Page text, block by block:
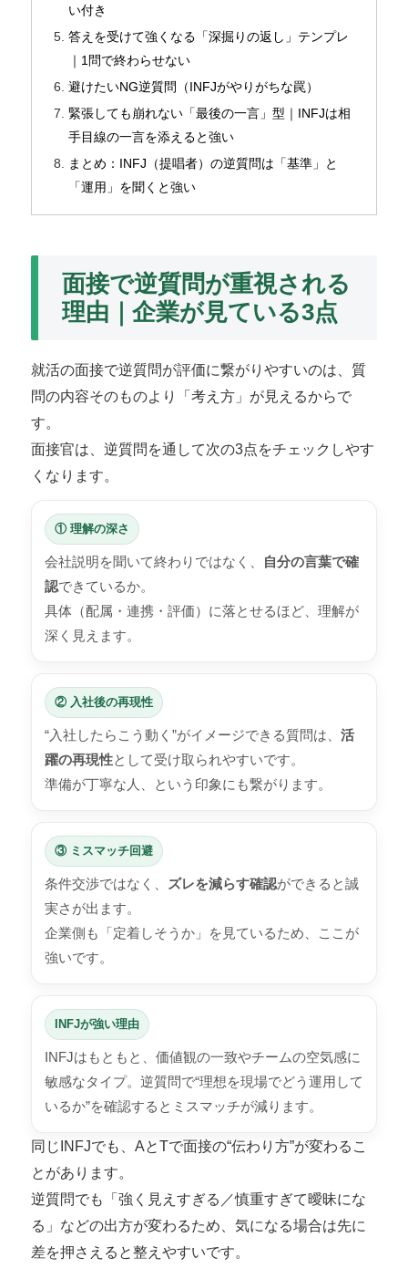
い付き
答えを受けて強くなる「深掘りの返し」テンプレ
｜1問で終わらせない
避けたいNG逆質問（INFJがやりがちな罠）
緊張しても崩れない「最後の一言」型｜INFJは相
手目線の一言を添えると強い
まとめ：INFJ（提唱者）の逆質問は「基準」と
「運用」を聞くと強い
面接で逆質問が重視される
理由｜企業が見ている3点
就活の面接で逆質問が評価に繋がりやすいのは、質
問の内容そのものより「考え方」が見えるからで
す。
面接官は、逆質問を通して次の3点をチェックしやす
くなります。
① 理解の深さ
会社説明を聞いて終わりではなく、
自分の言葉で確
認できているか。
具体（配属・連携・評価）に落とせるほど、理解が
深く見えます。
② 入社後の再現性
“入社したらこう動く”がイメージできる質問は、 活
躍の再現性として受け取られやすいです。
準備が丁寧な人、という印象にも繋がります。
③ ミスマッチ回避
条件交渉ではなく、 ズレを減らす確認ができると誠
実さが出ます。
企業側も「定着しそうか」を見ているため、ここが
強いです。
INFJが強い理由
INFJはもともと、価値観の一致やチームの空気感に
敏感なタイプ。逆質問で“理想を現場でどう運用して
いるか”を確認するとミスマッチが減ります。
同じINFJでも、AとTで面接の“伝わり方”が変わるこ
とがあります。
逆質問でも「強く見えすぎる／慎重すぎて曖昧にな
る」などの出方が変わるため、気になる場合は先に
差を押さえると整えやすいです。